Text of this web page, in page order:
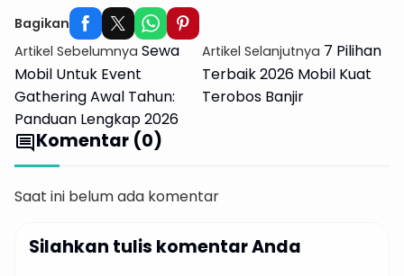
Bagikan
Artikel Sebelumnya Sewa
Mobil Untuk Event
Gathering Awal Tahun:
Panduan Lengkap 2026
Artikel Selanjutnya 7 Pilihan
Terbaik 2026 Mobil Kuat
Terobos Banjir
commentKomentar (0)
Saat ini belum ada komentar
Silahkan tulis komentar Anda